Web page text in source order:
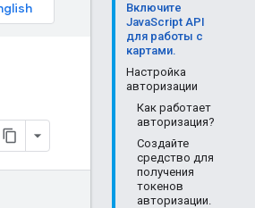
Включите
JavaScript API
для работы с
картами.
Настройка
авторизации
Как работает
авторизация?
Создайте
средство для
получения
токенов
авторизации.